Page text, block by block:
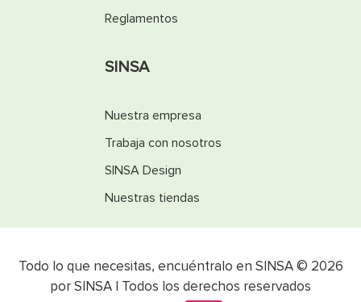
Reglamentos
SINSA
Nuestra empresa
Trabaja con nosotros
SINSA Design
Nuestras tiendas
Todo lo que necesitas, encuéntralo en SINSA © 2026
por SINSA | Todos los derechos reservados